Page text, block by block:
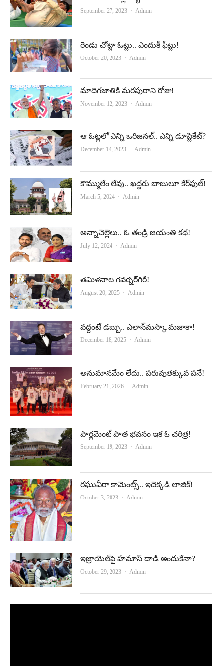
September 27, 2023 Author
Admin
రెండు చోట్లా ఓట్లు.. ఎందుకీ ఫీట్లు!
October 20, 2023 Author
Admin
మాదిగజాతికి మరపురాని రోజు!
November 12, 2023 Author
Admin
ఆ ఓట్ల‌లో ఎన్ని ఒరిజ‌న‌ల్‌.. ఎన్ని డూప్లికేట్‌?
December 14, 2023 Author
Admin
కొమ్ములేం లేవు.. ఖ‌ద్ద‌రు బాబులూ కేర్‌ఫుల్‌!
March 5, 2024 Author
Admin
అన్నాచెల్లెలు.. ఓ తండ్రి జయంతి కథ!
July 12, 2024 Author
Admin
తమిళనాట గవర్నర్‌గిరీ!
August 20, 2025 Author
Admin
వద్దంటే డబ్బు.. ఎలాన్‌మస్కా మజాకా!
December 18, 2025 Author
Admin
అనుమానమేం లేదు.. పరువుతక్కువ పనే!
February 21, 2026 Author
Admin
పార్లమెంట్‌ పాత భవనం ఇక ఓ చరిత్ర!
September 19, 2023 Author
Admin
రఘువీరా కామెంట్స్‌.. ఇదెక్కడి లాజిక్‌!
October 3, 2023 Author
Admin
ఇజ్రాయెల్‌పై హమాస్‌ దాడి అందుకేనా?
October 29, 2023 Author
Admin